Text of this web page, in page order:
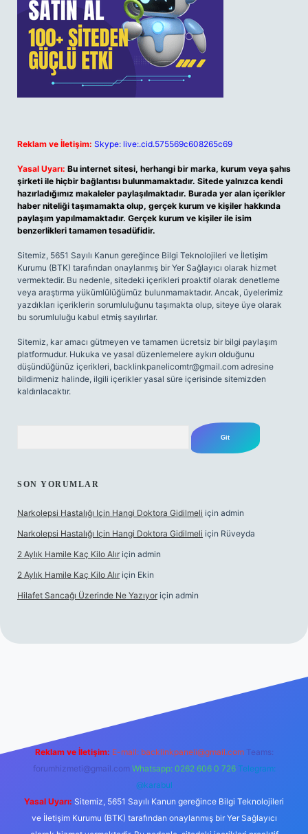
Reklam ve İletişim: Skype: live:.cid.575569c608265c69
Yasal Uyarı: Bu internet sitesi, herhangi bir marka, kurum veya şahıs
şirketi ile hiçbir bağlantısı bulunmamaktadır. Sitede yalnızca kendi
hazırladığımız makaleler paylaşılmaktadır. Burada yer alan içerikler
haber niteliği taşımamakta olup, gerçek kurum ve kişiler hakkında
paylaşım yapılmamaktadır. Gerçek kurum ve kişiler ile isim
benzerlikleri tamamen tesadüfidir.
Sitemiz, 5651 Sayılı Kanun gereğince Bilgi Teknolojileri ve İletişim
Kurumu (BTK) tarafından onaylanmış bir Yer Sağlayıcı olarak hizmet
vermektedir. Bu nedenle, sitedeki içerikleri proaktif olarak denetleme
veya araştırma yükümlülüğümüz bulunmamaktadır. Ancak, üyelerimiz
yazdıkları içeriklerin sorumluluğunu taşımakta olup, siteye üye olarak
bu sorumluluğu kabul etmiş sayılırlar.
Sitemiz, kar amacı gütmeyen ve tamamen ücretsiz bir bilgi paylaşım
platformudur. Hukuka ve yasal düzenlemelere aykırı olduğunu
düşündüğünüz içerikleri, backlinkpanelicomtr@gmail.com adresine
bildirmeniz halinde, ilgili içerikler yasal süre içerisinde sitemizden
kaldırılacaktır.
SON YORUMLAR
Narkolepsi Hastalığı Için Hangi Doktora Gidilmeli için admin
Narkolepsi Hastalığı Için Hangi Doktora Gidilmeli için Rüveyda
2 Aylık Hamile Kaç Kilo Alır için admin
2 Aylık Hamile Kaç Kilo Alır için Ekin
Hilafet Sancağı Üzerinde Ne Yazıyor için admin
Reklam ve İletişim: E-mail: backlinkpaneli@gmail.com Teams:
forumhizmeti@gmail.com Whatsapp: 0262 606 0 726 Telegram:
@karabul
Yasal Uyarı: Sitemiz, 5651 Sayılı Kanun gereğince Bilgi Teknolojileri
ve İletişim Kurumu (BTK) tarafından onaylanmış bir Yer Sağlayıcı